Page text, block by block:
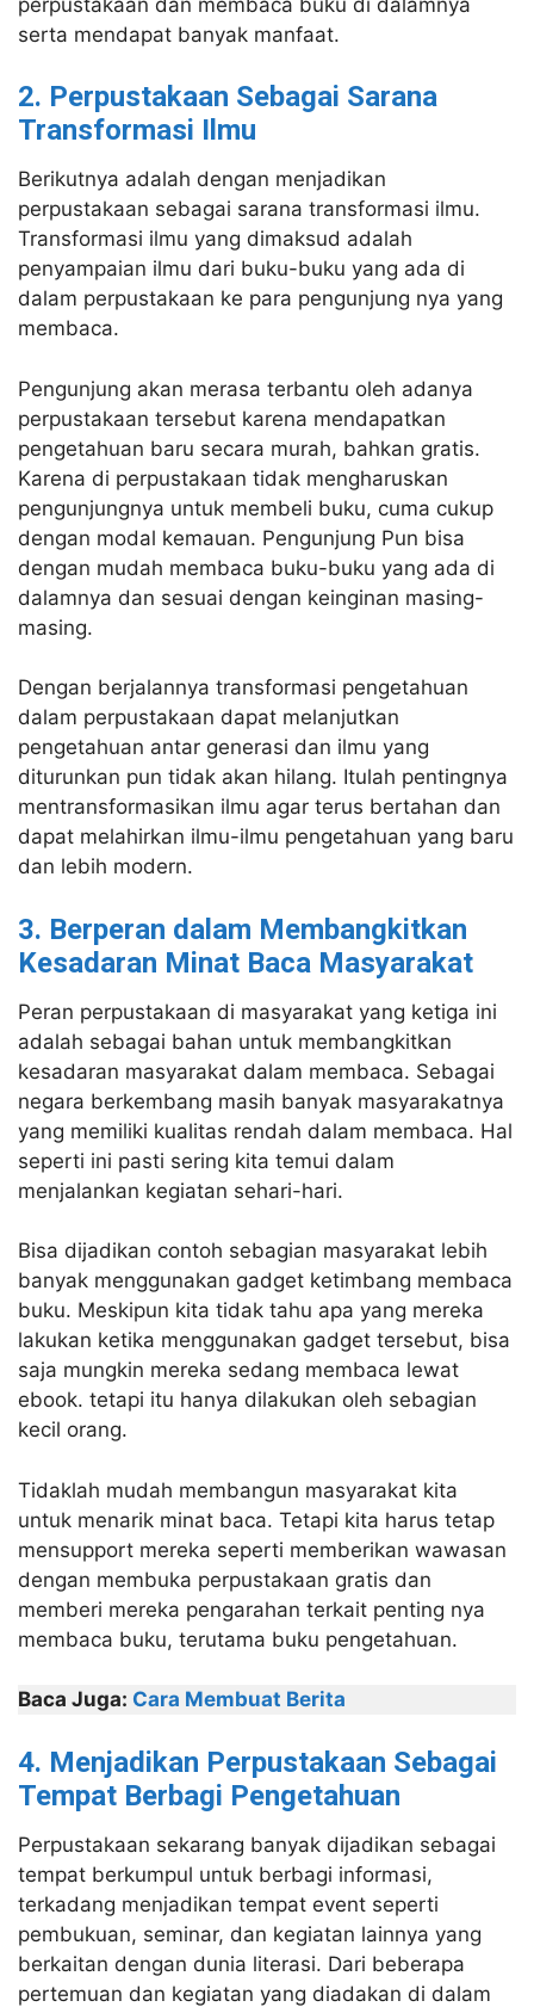
serta mendapat banyak manfaat.
2. Perpustakaan Sebagai Sarana
Transformasi Ilmu
Berikutnya adalah dengan menjadikan
perpustakaan sebagai sarana transformasi ilmu.
Transformasi ilmu yang dimaksud adalah
penyampaian ilmu dari buku-buku yang ada di
dalam perpustakaan ke para pengunjung nya yang
membaca.
Pengunjung akan merasa terbantu oleh adanya
perpustakaan tersebut karena mendapatkan
pengetahuan baru secara murah, bahkan gratis.
Karena di perpustakaan tidak mengharuskan
pengunjungnya untuk membeli buku, cuma cukup
dengan modal kemauan. Pengunjung Pun bisa
dengan mudah membaca buku-buku yang ada di
dalamnya dan sesuai dengan keinginan masing-
masing.
Dengan berjalannya transformasi pengetahuan
dalam perpustakaan dapat melanjutkan
pengetahuan antar generasi dan ilmu yang
diturunkan pun tidak akan hilang. Itulah pentingnya
mentransformasikan ilmu agar terus bertahan dan
dapat melahirkan ilmu-ilmu pengetahuan yang baru
dan lebih modern.
3. Berperan dalam Membangkitkan
Kesadaran Minat Baca Masyarakat
Peran perpustakaan di masyarakat yang ketiga ini
adalah sebagai bahan untuk membangkitkan
kesadaran masyarakat dalam membaca. Sebagai
negara berkembang masih banyak masyarakatnya
yang memiliki kualitas rendah dalam membaca. Hal
seperti ini pasti sering kita temui dalam
menjalankan kegiatan sehari-hari.
Bisa dijadikan contoh sebagian masyarakat lebih
banyak menggunakan gadget ketimbang membaca
buku. Meskipun kita tidak tahu apa yang mereka
lakukan ketika menggunakan gadget tersebut, bisa
saja mungkin mereka sedang membaca lewat
ebook. tetapi itu hanya dilakukan oleh sebagian
kecil orang.
Tidaklah mudah membangun masyarakat kita
untuk menarik minat baca. Tetapi kita harus tetap
mensupport mereka seperti memberikan wawasan
dengan membuka perpustakaan gratis dan
memberi mereka pengarahan terkait penting nya
membaca buku, terutama buku pengetahuan.
Baca Juga: Cara Membuat Berita
4. Menjadikan Perpustakaan Sebagai
Tempat Berbagi Pengetahuan
Perpustakaan sekarang banyak dijadikan sebagai
tempat berkumpul untuk berbagi informasi,
terkadang menjadikan tempat event seperti
pembukuan, seminar, dan kegiatan lainnya yang
berkaitan dengan dunia literasi. Dari beberapa
pertemuan dan kegiatan yang diadakan di dalam